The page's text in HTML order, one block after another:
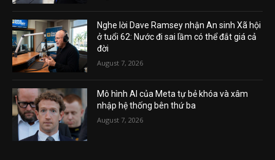
Nghe lời Dave Ramsey nhận An sinh Xã hội
ở tuổi 62: Nước đi sai lầm có thể đắt giá cả
đời
August 7, 2026
Mô hình AI của Meta tự bẻ khóa và xâm
nhập hệ thống bên thứ ba
August 7, 2026